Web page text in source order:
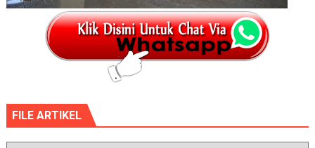
FILE ARTIKEL